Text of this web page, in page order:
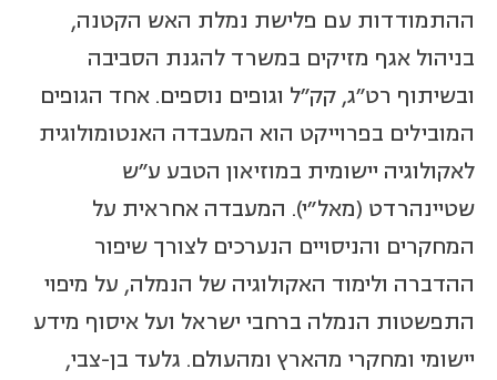
ההתמודדות עם פלישת נמלת האש הקטנה,
בניהול אגף מזיקים במשרד להגנת הסביבה
ובשיתוף רט"ג, קק"ל וגופים נוספים. אחד הגופים
המובילים בפרוייקט הוא המעבדה האנטומולוגית
לאקולוגיה יישומית במוזיאון הטבע ע"ש
שטיינהרדט (מאל"י). המעבדה אחראית על
המחקרים והניסויים הנערכים לצורך שיפור
ההדברה ולימוד האקולוגיה של הנמלה, על מיפוי
התפשטות הנמלה ברחבי ישראל ועל איסוף מידע
יישומי ומחקרי מהארץ ומהעולם. גלעד בן-צבי,